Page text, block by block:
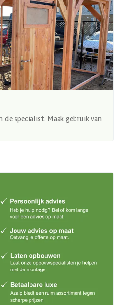
de specialist. Maak gebruik van